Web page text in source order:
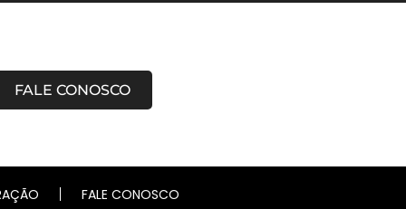
FALE CONOSCO
FALE CONOSCO